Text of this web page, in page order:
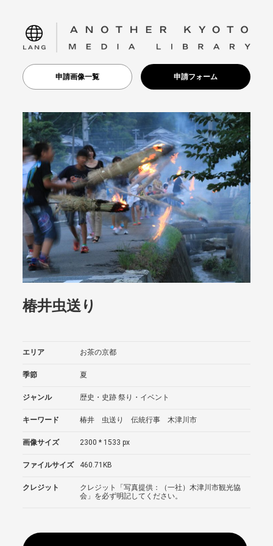
language
申請画像一覧 申請フォーム
椿井虫送り
エリア お茶の京都
季節 夏
ジャンル 歴史・史跡 祭り・イベント
キーワード 椿井 虫送り 伝統行事 木津川市
画像サイズ 2300 * 1533 px
ファイルサイズ 460.71KB
クレジット
クレジット「写真提供：（一社）木津川市観光協
会」を必ず明記してください。